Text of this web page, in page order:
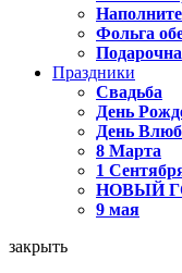
Фольга
Праздники
Свадьба
День
День
8 Марта
1
НОВЫЙ
9 мая
закрыть